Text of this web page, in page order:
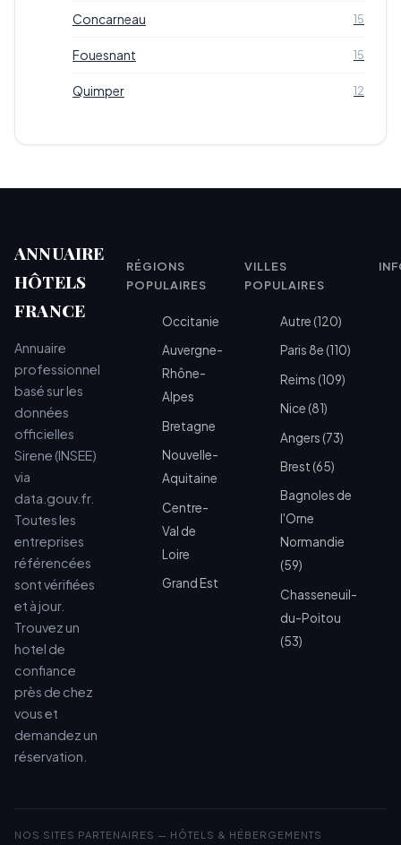
Concarneau 15
Fouesnant 15
Quimper 12
ANNUAIRE
HÔTELS
FRANCE
Annuaire
professionnel
basé sur les
données
officielles
Sirene (INSEE)
via
data.gouv.fr.
Toutes les
entreprises
référencées
sont vérifiées
et à jour.
Trouvez un
hotel de
confiance
près de chez
vous et
demandez un
réservation.
RÉGIONS
POPULAIRES
Occitanie
Auvergne-
Rhône-
Alpes
Bretagne
Nouvelle-
Aquitaine
Centre-
Val de
Loire
Grand Est
VILLES
POPULAIRES
Autre (120)
Paris 8e (110)
Reims (109)
Nice (81)
Angers (73)
Brest (65)
Bagnoles de
l'Orne
Normandie
(59)
Chasseneuil-
du-Poitou
(53)
NOS SITES PARTENAIRES — HÔTELS & HÉBERGEMENTS